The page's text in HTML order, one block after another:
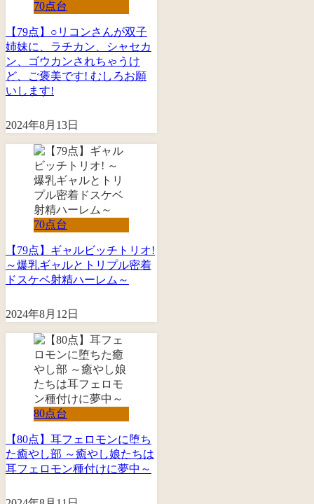
70点台
【79点】○リコンさんが双子
姉妹に、ラチカン、シャセカ
ン、ゴウカンされちゃうけ
ど、ご褒美です! むしろお願
いします!
2024年8月13日
70点台
【79点】ギャルビッチトリオ!
～爆乳ギャルとトリプル密着
ドスケベ射精ハーレム～
2024年8月12日
80点台
【80点】耳フェロモンに堕ち
た癒やし部 ～癒やし娘たちは
耳フェロモン種付けに夢中～